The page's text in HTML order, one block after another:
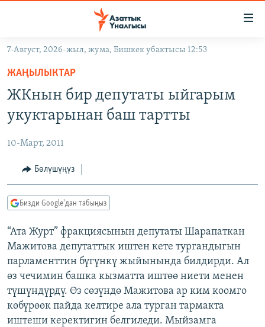
Навигацияга
өтүңүз
Издөөгө
салыңыз
КЫРГЫЗСТАН
ЭКОНОМИКА
МАДАНИЯТ
БОРБОР АЗИЯ
УКРАИНА
АТАЙЫН ИЛИКТӨӨ
ТВ ПРОГРАММАЛАР
ЭКСПЕРТТЕР ТАЛДАЙТ
БИЗ ЖАНА ДҮЙНӨ
ЭЖЕ-СИҢДИЛЕР
АЗАТТЫК+
ЫҢГАЙСЫЗ СУРООЛОР
ӨЗГӨЧӨ ПИКИР
Русский
ОНЛАЙН ШЕРИНЕ
7-Август, 2026-жыл, жума, Бишкек убактысы 12:53
ЖАҢЫЛЫКТАР
ЖКнын бир депутаты ыйгарым
укуктарынан баш тартты
10-Март, 2011
Бөлүшүңүз
Бизди Google'дан табыңыз
“Ата Журт” фракциясынын депутаты Шарапаткан
Мажитова депутаттык иштен кете тургандыгын
парламенттин бүгүнкү жыйынында билдирди. Ал
өз чечимин башка кызматта иштөө ниети менен
түшүндүрдү. Өз сөзүндө Мажитова ар ким коомго
көбүрөөк пайда келтире ала турган тармакта
иштеши керектигин белгиледи. Мыйзамга